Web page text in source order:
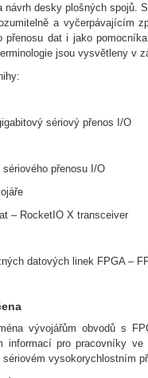
návrh desky plošných spojů.
a vyčerpávajícím
přenosu dat i jako
jsou vysvětleny v
sériový přenos I/O
přenosu I/O
– RocketIO X transceiver
datových linek FPGA –
vývojářům obvodů s
informací pro pracovníky
vysokorychlostním